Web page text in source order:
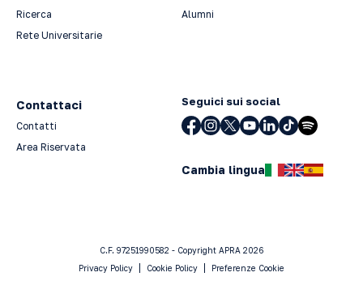
Ricerca
Rete Universitarie
Alumni
Contattaci
Contatti
Area Riservata
Seguici sui social
Cambia lingua
C.F. 97251990582 - Copyright APRA 2026
Privacy Policy
Cookie Policy Preferenze Cookie